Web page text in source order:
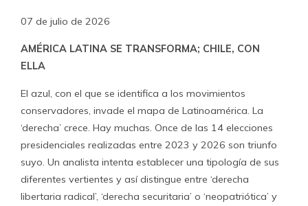
07 de julio de 2026
AMÉRICA LATINA SE TRANSFORMA; CHILE, CON
ELLA
El azul, con el que se identifica a los movimientos
conservadores, invade el mapa de Latinoamérica. La
‘derecha’ crece. Hay muchas. Once de las 14 elecciones
presidenciales realizadas entre 2023 y 2026 son triunfo
suyo. Un analista intenta establecer una tipología de sus
diferentes vertientes y así distingue entre ‘derecha
libertaria radical’, ‘derecha securitaria’ o ‘neopatriótica’ y